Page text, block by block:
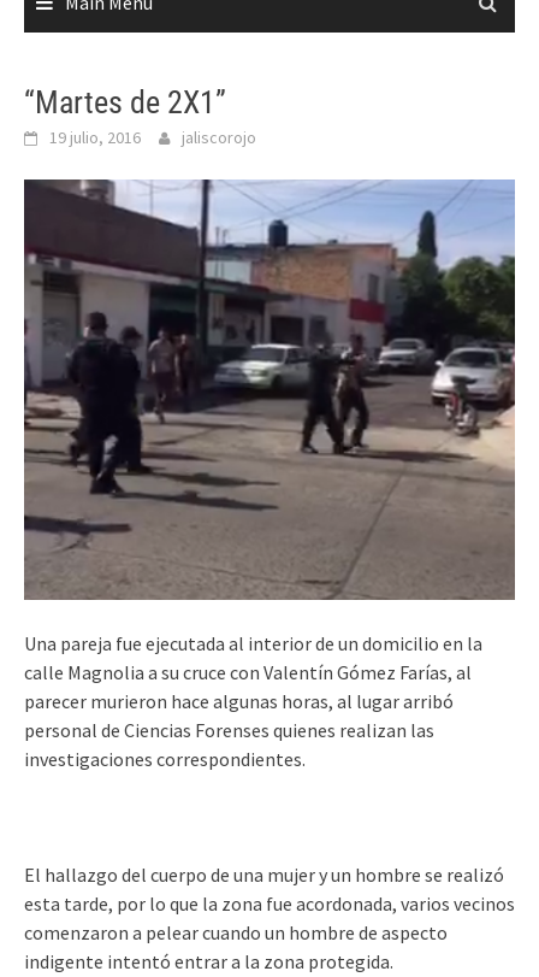
“Martes de 2X1”
19 julio, 2016 jaliscorojo
Una pareja fue ejecutada al interior de un domicilio en la
calle Magnolia a su cruce con Valentín Gómez Farías, al
parecer murieron hace algunas horas, al lugar arribó
personal de Ciencias Forenses quienes realizan las
investigaciones correspondientes.
El hallazgo del cuerpo de una mujer y un hombre se realizó
esta tarde, por lo que la zona fue acordonada, varios vecinos
comenzaron a pelear cuando un hombre de aspecto
indigente intentó entrar a la zona protegida.